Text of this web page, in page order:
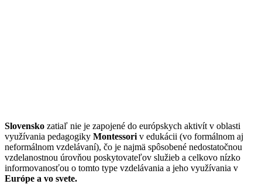
Slovensko zatiaľ nie je zapojené do európskych aktivít v oblasti
využívania pedagogiky Montessori v edukácii (vo formálnom aj
neformálnom vzdelávaní), čo je najmä spôsobené nedostatočnou
vzdelanostnou úrovňou poskytovateľov služieb a celkovo nízko
informovanosťou o tomto type vzdelávania a jeho využívania v
Európe a vo svete.